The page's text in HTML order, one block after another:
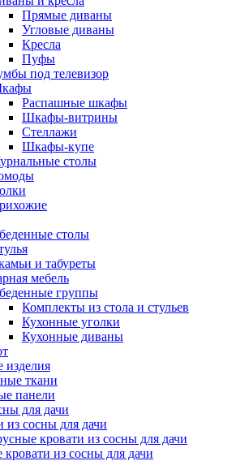
Прямые диваны
Угловые диваны
Кресла
Пуфы
под телевизор
Распашные шкафы
Шкафы-витрины
Стеллажи
Шкафы-купе
столы
столы
и табуреты
мебель
группы
Комплекты из стола и стульев
Кухонные уголки
Кухонные диваны
изделия
ткани
панели
для дачи
из сосны для дачи
кровати из сосны для дачи
кровати из сосны для дачи